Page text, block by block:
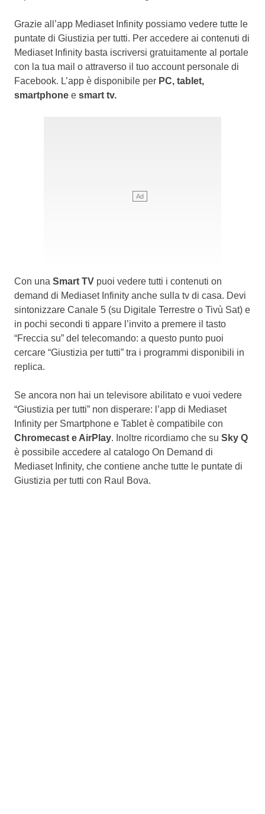
Grazie all’app Mediaset Infinity possiamo vedere tutte le
puntate di Giustizia per tutti. Per accedere ai contenuti di
Mediaset Infinity basta iscriversi gratuitamente al portale
con la tua mail o attraverso il tuo account personale di
Facebook. L’app è disponibile per PC, tablet,
smartphone e smart tv.
Con una Smart TV puoi vedere tutti i contenuti on
demand di Mediaset Infinity anche sulla tv di casa. Devi
sintonizzare Canale 5 (su Digitale Terrestre o Tivù Sat) e
in pochi secondi ti appare l’invito a premere il tasto
“Freccia su” del telecomando: a questo punto puoi
cercare “Giustizia per tutti” tra i programmi disponibili in
replica.
Se ancora non hai un televisore abilitato e vuoi vedere
“Giustizia per tutti” non disperare: l’app di Mediaset
Infinity per Smartphone e Tablet è compatibile con
Chromecast e AirPlay. Inoltre ricordiamo che su Sky Q
è possibile accedere al catalogo On Demand di
Mediaset Infinity, che contiene anche tutte le puntate di
Giustizia per tutti con Raul Bova.